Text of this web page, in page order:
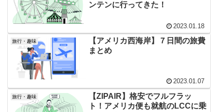
ンテンに行ってきた！
2023.01.18
旅行・趣味
【アメリカ西海岸】７日間の旅費
まとめ
2023.01.07
旅行・趣味
【ZIPAIR】格安でフルフラッ
ト！アメリカ便も就航のLCCに乗